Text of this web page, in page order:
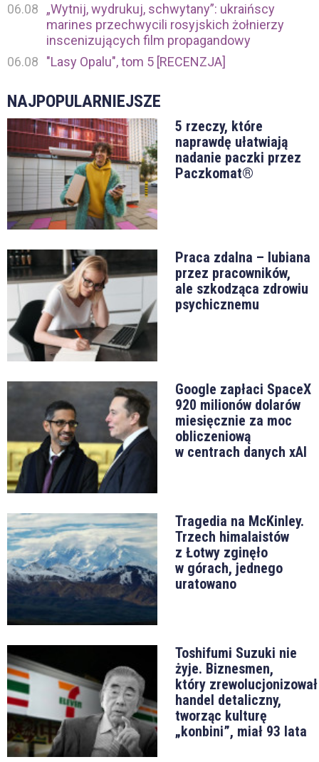
06.08
„Wytnij, wydrukuj, schwytany”: ukraińscy
marines przechwycili rosyjskich żołnierzy
inscenizujących film propagandowy
06.08
"Lasy Opalu", tom 5 [RECENZJA]
NAJPOPULARNIEJSZE
5 rzeczy, które
naprawdę ułatwiają
nadanie paczki przez
Paczkomat®
Praca zdalna – lubiana
przez pracowników,
ale szkodząca zdrowiu
psychicznemu
Google zapłaci SpaceX
920 milionów dolarów
miesięcznie za moc
obliczeniową
w centrach danych xAI
Tragedia na McKinley.
Trzech himalaistów
z Łotwy zginęło
w górach, jednego
uratowano
Toshifumi Suzuki nie
żyje. Biznesmen,
który zrewolucjonizował
handel detaliczny,
tworząc kulturę
„konbini”, miał 93 lata